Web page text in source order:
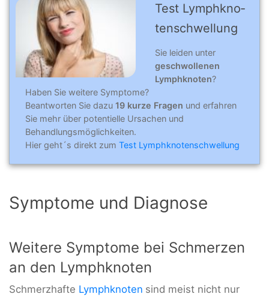
Test Lymph­kno­
ten­schwel­lung
Sie leiden unter
geschwollenen
Lymphknoten?
Haben Sie weitere Symptome?
Beantworten Sie dazu 19 kurze Fragen und erfahren
Sie mehr über potentielle Ursachen und
Behandlungsmöglichkeiten.
Hier geht´s direkt zum Test Lymphknotenschwellung
Symptome und Diagnose
Weitere Symptome bei Schmerzen
an den Lymphknoten
Schmerzhafte Lymphknoten sind meist nicht nur